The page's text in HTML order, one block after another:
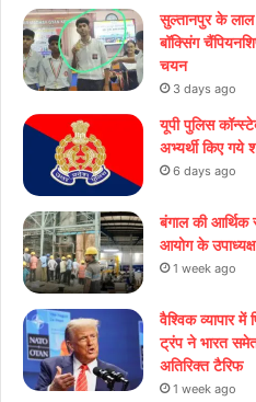
सुल्तानपुर के लाल
बॉक्सिंग
चयन
3 days ago
यूपी पुलिस
अभ्यर्थी किए गये
6 days ago
बंगाल की आर्थिक
आयोग के
1 week ago
वैश्विक व्यापार
ट्रंप ने भारत
अतिरिक्त टैरिफ
1 week ago